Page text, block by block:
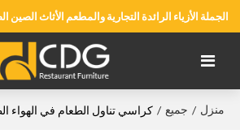
الجملة الأزياء الرائدة التجارية والمطعم الأثاث الصين
منزل / جميع / كراسي تناول الطعام في الهواء